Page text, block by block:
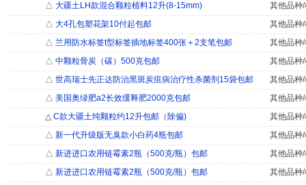
△ 大疆土LH款混合颗粒植料12升(8-15mm)
其他品种
△ 大4孔包塑花架10付起包邮
其他品种
△ 兰用防水标签t型标签插地标签400张＋2支笔包邮
其他品种
△ 中颗粒骨炭（碳）500克包邮
其他品种
△ 世高瑞士先正达防治黑斑炭疽病治疗性杀菌剂15袋包邮
其他品种
△ 美国奥绿肥a2长效缓释肥2000克包邮
其他品种
△ C款大疆土纯颗粒约12升包邮（除偏)
其他品种
△ 新一代升级版无臭款小白药4瓶包邮
其他品种
△ 新进进口农用链霉素2瓶（500克/瓶）包邮
其他品种
△ 新进进口农用链霉素2瓶（500克/瓶）包邮
其他品种